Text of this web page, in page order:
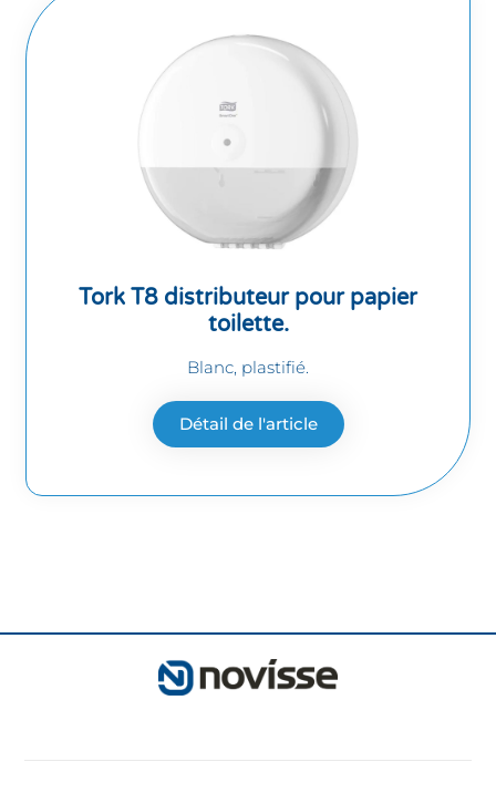
Tork T8 distributeur pour papier
toilette.
Blanc, plastifié.
Détail de l'article